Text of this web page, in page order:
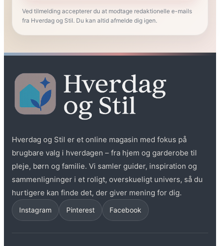
Ved tilmelding accepterer du at modtage redaktionelle e-mails
fra Hverdag og Stil. Du kan altid afmelde dig igen.
Hverdag og Stil er et online magasin med fokus på
brugbare valg i hverdagen – fra hjem og garderobe til
pleje, børn og familie. Vi samler guider, inspiration og
sammenligninger i et roligt, overskueligt univers, så du
hurtigere kan finde det, der giver mening for dig.
Instagram Pinterest Facebook